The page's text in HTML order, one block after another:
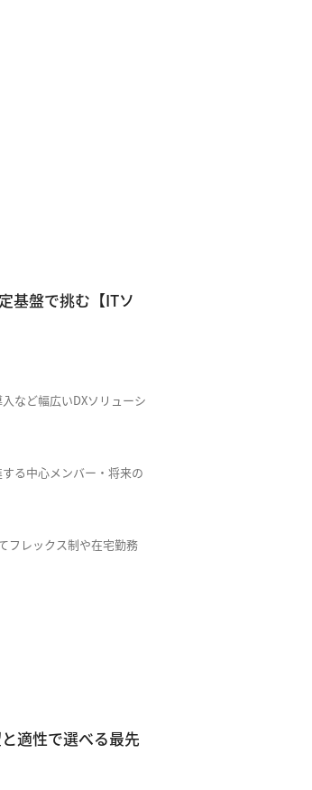
基盤で挑む【ITソ
など幅広いDXソリューシ
る中心メンバー・将来の
フレックス制や在宅勤務
適性で選べる最先